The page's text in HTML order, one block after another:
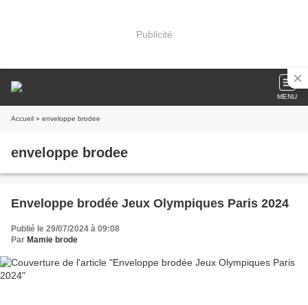
Publicité
MENU
Accueil » enveloppe brodee
enveloppe brodee
Enveloppe brodée Jeux Olympiques Paris 2024
Publié le 29/07/2024 à 09:08
Par Mamie brode